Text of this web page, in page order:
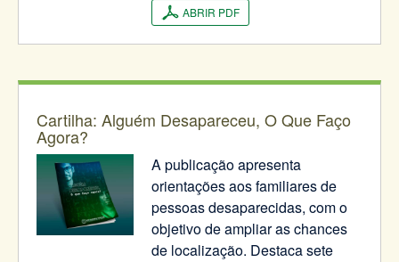
ABRIR PDF
Cartilha: Alguém Desapareceu, O Que Faço
Agora?
A publicação apresenta
orientações aos familiares de
pessoas desaparecidas, com o
objetivo de ampliar as chances
de localização. Destaca sete